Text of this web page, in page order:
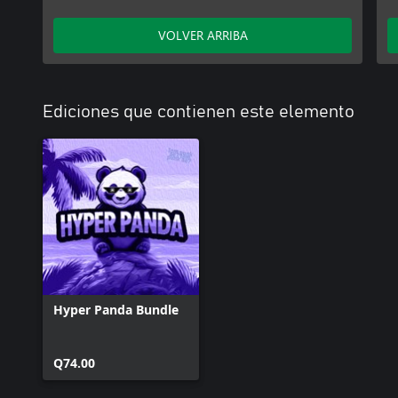
VOLVER ARRIBA
Ediciones que contienen este elemento
Hyper Panda Bundle
Q74.00